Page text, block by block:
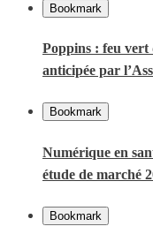
Bookmark
Poppins : feu vert
anticipée par
Bookmark
Numérique en
étude de marché
Bookmark